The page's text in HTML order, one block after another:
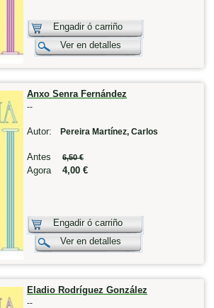
Engadir ó carriño
Ver en detalles
Anxo Senra Fernández
--
Autor: Pereira Martínez, Carlos
Antes 6,50 €
Agora 4,00 €
Engadir ó carriño
Ver en detalles
Eladio Rodríguez González
--